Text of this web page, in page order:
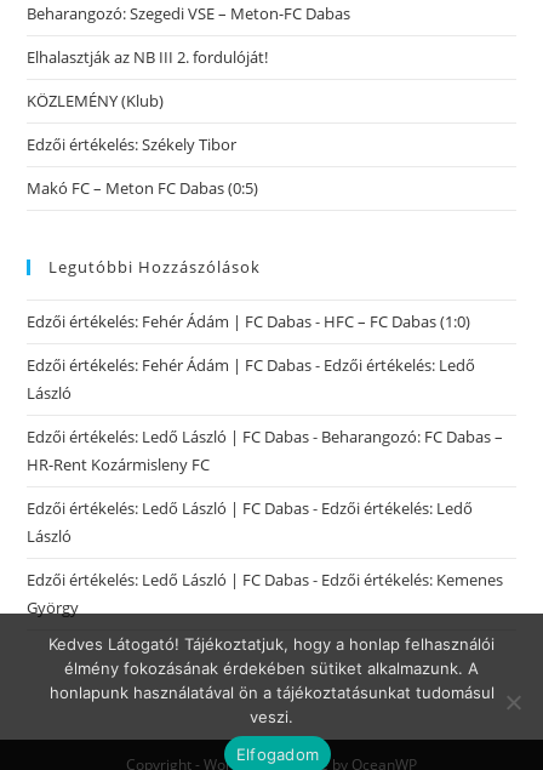
Beharangozó: Szegedi VSE – Meton-FC Dabas
Elhalasztják az NB III 2. fordulóját!
KÖZLEMÉNY (Klub)
Edzői értékelés: Székely Tibor
Makó FC – Meton FC Dabas (0:5)
Legutóbbi Hozzászólások
Edzői értékelés: Fehér Ádám | FC Dabas- HFC – FC Dabas (1:0)
Edzői értékelés: Fehér Ádám | FC Dabas- Edzői értékelés: Ledő
László
Edzői értékelés: Ledő László | FC Dabas- Beharangozó: FC Dabas –
HR-Rent Kozármisleny FC
Edzői értékelés: Ledő László | FC Dabas- Edzői értékelés: Ledő
László
Edzői értékelés: Ledő László | FC Dabas- Edzői értékelés: Kemenes
György
Copyright - WordPress Theme by OceanWP
Kedves Látogató! Tájékoztatjuk, hogy a honlap felhasználói
élmény fokozásának érdekében sütiket alkalmazunk. A
honlapunk használatával ön a tájékoztatásunkat tudomásul
veszi.
Elfogadom